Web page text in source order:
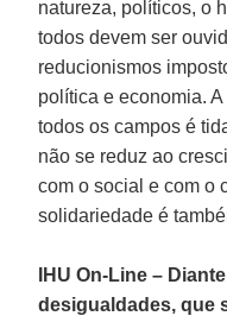
natureza, políticos, o
todos devem ser
reducionismos
política e economia.
todos os campos é
não se reduz ao
com o social e com o
solidariedade é
IHU On-Line –
desigualdades, que